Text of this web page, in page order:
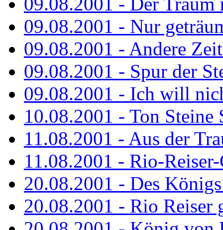
09.08.2001 - Nur
09.08.2001 - Andere
09.08.2001 - Spur der
09.08.2001 - Ich will
10.08.2001 - Ton Steine
11.08.2001 - Aus der
11.08.2001 - Rio-
20.08.2001 - Des
20.08.2001 - Rio Reiser